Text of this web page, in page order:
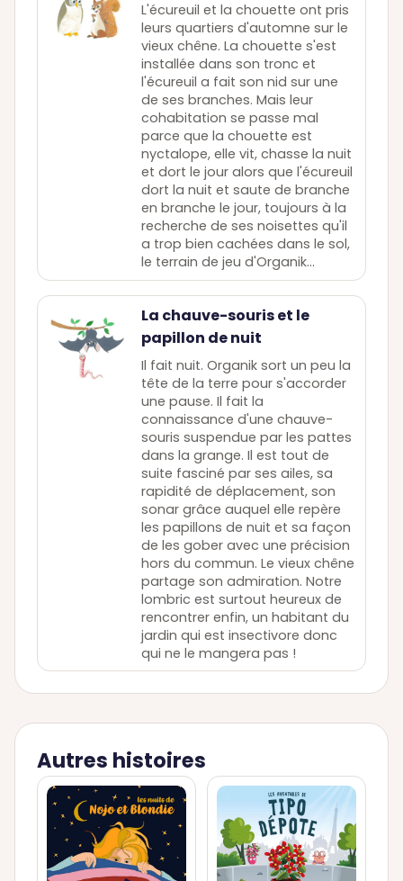
L'écureuil et la chouette ont pris
leurs quartiers d'automne sur le
vieux chêne. La chouette s'est
installée dans son tronc et
l'écureuil a fait son nid sur une
de ses branches. Mais leur
cohabitation se passe mal
parce que la chouette est
nyctalope, elle vit, chasse la nuit
et dort le jour alors que l'écureuil
dort la nuit et saute de branche
en branche le jour, toujours à la
recherche de ses noisettes qu'il
a trop bien cachées dans le sol,
le terrain de jeu d'Organik...
La chauve-souris et le
papillon de nuit
Il fait nuit. Organik sort un peu la
tête de la terre pour s'accorder
une pause. Il fait la
connaissance d'une chauve-
souris suspendue par les pattes
dans la grange. Il est tout de
suite fasciné par ses ailes, sa
rapidité de déplacement, son
sonar grâce auquel elle repère
les papillons de nuit et sa façon
de les gober avec une précision
hors du commun. Le vieux chêne
partage son admiration. Notre
lombric est surtout heureux de
rencontrer enfin, un habitant du
jardin qui est insectivore donc
qui ne le mangera pas !
Autres histoires